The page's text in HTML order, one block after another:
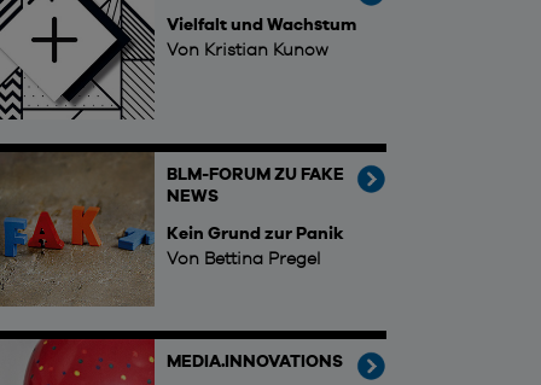
Vielfalt und Wachstum
Von Kristian Kunow
BLM-FORUM ZU FAKE
NEWS
Kein Grund zur Panik
Von Bettina Pregel
MEDIA.INNOVATIONS